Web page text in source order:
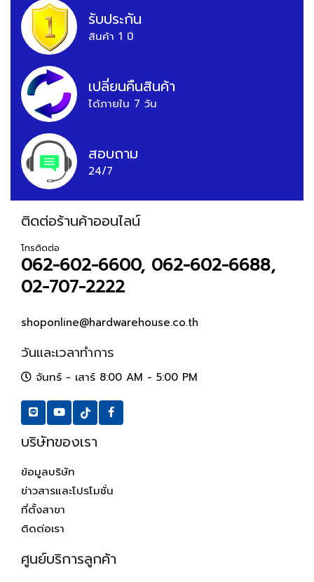
รับประกัน
สินค้า 1 ปี
เปลี่ยนคืนสินค้า
ได้ภายใน 7 วัน
สอบถาม
24/7
ติดต่อร้านค้าออนไลน์
โทรติดต่อ
062-602-6600, 062-602-6688,
02-707-2222
shoponline@hardwarehouse.co.th
วันและเวลาทำการ
จันทร์ - เสาร์ 8:00 AM - 5:00 PM
บริษัทของเรา
ข้อมูลบริษัท
ข่าวสารและโปรโมชั่น
ที่ตั้งสาขา
ติดต่อเรา
ศูนย์บริการลูกค้า